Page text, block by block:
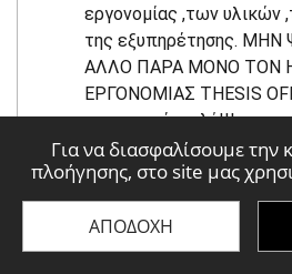
Για να διασφαλίσουμε την
πλοήγησης, στο site μας
ΑΠΟΔΟΧΗ
εργονομίας ,των υλικών
της εξυπηρέτησης.
ΑΛΛΟ ΠΑΡΑ ΜΟΝΟ ΤΟΝ
ΕΡΓΟΝΟΜΙΑΣ THESIS
ευχαριστώ πολύ!!!
ΕΜΜΑΝΟΥΗΛ ΒΕΡΥΓΑΚΗΣ